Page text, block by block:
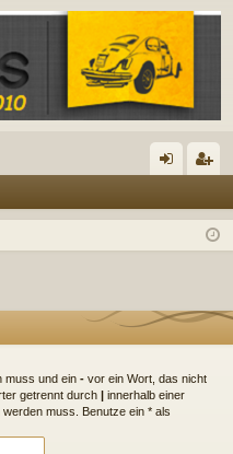
m
n
ist
n
muss und ein - vor ein Wort, das nicht
getrennt durch | innerhalb einer
muss. Benutze ein * als